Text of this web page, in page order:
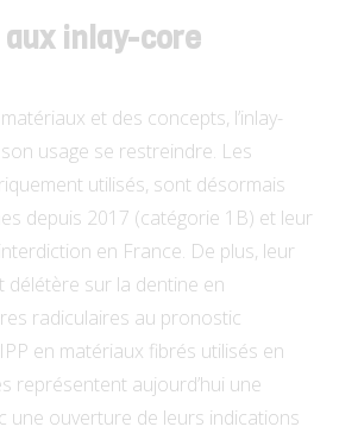
inlay-core
et des concepts, l’inlay-
usage se restreindre. Les
utilisés, sont désormais
depuis 2017 (catégorie 1B) et leur
en France. De plus, leur
délétère sur la dentine en
radiculaires au pronostic
en matériaux fibrés utilisés en
représentent aujourd’hui une
une ouverture de leurs indications